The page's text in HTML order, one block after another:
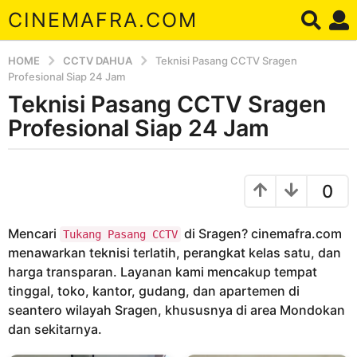
CINEMAFRA.COM
HOME CCTV DAHUA
Teknisi Pasang CCTV Sragen
Profesional Siap 24 Jam
8
t
a
g
o
8
t
a
h
Teknisi Pasang CCTV Sragen
Profesional Siap 24 Jam
d
a
0
Mencari Tukang Pasang CCTV di Sragen? cinemafra.com
menawarkan teknisi terlatih, perangkat kelas satu, dan
harga transparan. Layanan kami mencakup tempat
tinggal, toko, kantor, gudang, dan apartemen di
seantero wilayah Sragen, khususnya di area Mondokan
dan sekitarnya.